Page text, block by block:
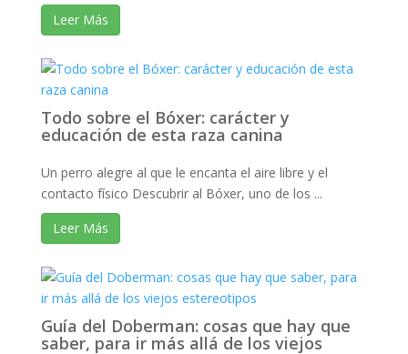
Leer Más
Todo sobre el Bóxer: carácter y
educación de esta raza canina
Un perro alegre al que le encanta el aire libre y el
contacto físico Descubrir al Bóxer, uno de los ...
Leer Más
Guía del Doberman: cosas que hay que
saber, para ir más allá de los viejos